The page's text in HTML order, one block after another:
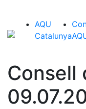
AQU
Catalunya
Consell